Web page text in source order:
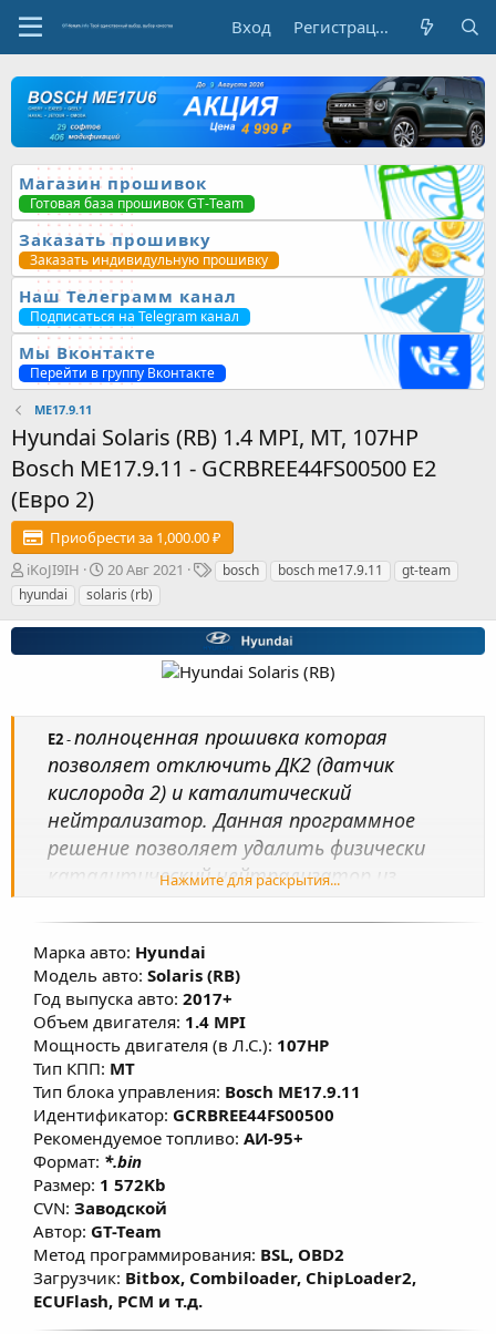
Вход Регистрация
Магазин прошивок
Готовая база прошивок GT-Team
Заказать прошивку
Заказать индивидульную прошивку
Наш Телеграмм канал
Подписаться на Telegram канал
Мы Вконтакте
Перейти в группу Вконтакте
ME17.9.11
Hyundai Solaris (RB) 1.4 MPI, MT, 107HP
Bosch ME17.9.11 - GCRBREE44FS00500 E2
(Евро 2)
Приобрести за 1,000.00 ₽
А
в
т
о
iKoJI9IH
Д
а
т
а
н
и
я
20 Авг 2021
Т
и
bosch bosch me17.9.11
gt-team
hyundai
solaris (rb)
Е2-полноценная прошивка которая
позволяет отключить ДК2 (датчик
кислорода 2) и каталитический
нейтрализатор. Данная программное
решение позволяет удалить физически
каталитический нейтрализатор из
ДК2 от жгута электропроводки
автомобиля.
Нажмите для раскрытия...
Марка авто: Hyundai
Модель авто: Solaris (RB)
Год выпуска авто: 2017+
Объем двигателя: 1.4 MPI
Мощность двигателя (в Л.С.): 107HP
Тип КПП: MT
Тип блока управления: Bosch ME17.9.11
Идентификатор: GCRBREE44FS00500
Рекомендуемое топливо: АИ-95+
Формат: *.bin
Размер: 1 572Kb
CVN: Заводской
Автор: GT-Team
Метод программирования: BSL, OBD2
Загрузчик: Bitbox, Combiloader, ChipLoader2,
ECUFlash, PCM и т.д.